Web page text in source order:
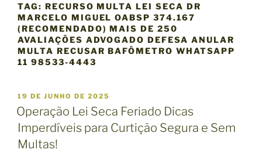
TAG: RECURSO MULTA LEI SECA DR
MARCELO MIGUEL OABSP 374.167
(RECOMENDADO) MAIS DE 250
AVALIAÇÕES ADVOGADO DEFESA ANULAR
MULTA RECUSAR BAFÔMETRO WHATSAPP
11 98533-4443
P
U
B
L
I
C
19 DE JUNHO DE 2025
Operação Lei Seca Feriado Dicas
Imperdíveis para Curtição Segura e Sem
Multas!